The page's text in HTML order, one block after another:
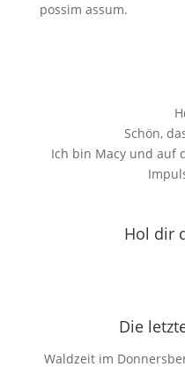
possim assum.
Schön,
Ich bin Macy und auf
Hol dir
Die
Waldzeit im